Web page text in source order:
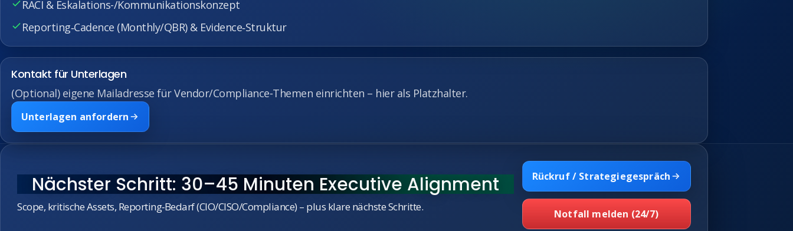
RACI & Eskalations-/Kommunikationskonzept
Reporting‑Cadence (Monthly/QBR) & Evidence‑Struktur
Kontakt für Unterlagen
(Optional) eigene Mailadresse für Vendor/Compliance‑Themen einrichten – hier als Platzhalter.
Unterlagen anfordern
Nächster Schritt: 30–45 Minuten Executive Alignment
Scope, kritische Assets, Reporting‑Bedarf (CIO/CISO/Compliance) – plus klare nächste Schritte.
Rückruf / Strategiegespräch
Notfall melden (24/7)